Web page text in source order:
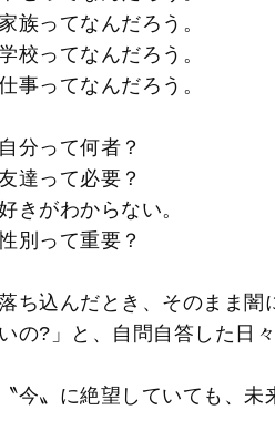
家族ってなんだろう。
校ってなんだろう。
事ってなんだろう。
自分って何者？
達って必要？
きがわからない。
別って重要？
ち込んだとき、そのまま闇
いの?」と、自問自答した日々
〝今〟に絶望していても、